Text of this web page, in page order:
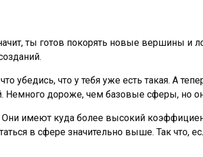
ты готов покорять новые вершины и
убедись, что у тебя уже есть такая. А
Немного дороже, чем базовые сферы, но
имеют куда более высокий
в сфере значительно выше. Так что,